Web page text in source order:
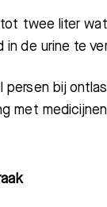
tot twee liter
in de urine te
persen bij
met